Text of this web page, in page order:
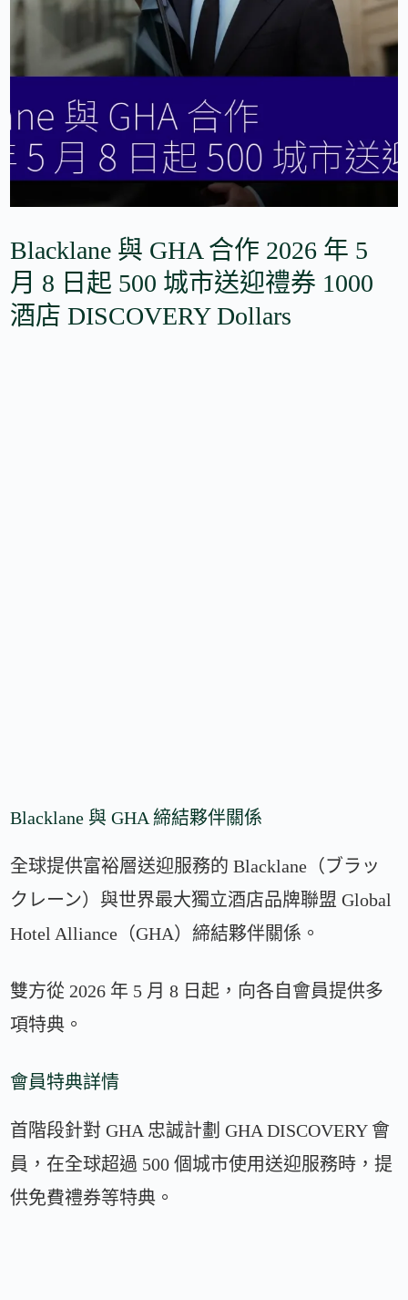
Blacklane 與 GHA 合作 2026 年 5
月 8 日起 500 城市送迎禮券 1000
酒店 DISCOVERY Dollars
Blacklane 與 GHA 締結夥伴關係
全球提供富裕層送迎服務的 Blacklane（ブラッ
クレーン）與世界最大獨立酒店品牌聯盟 Global
Hotel Alliance（GHA）締結夥伴關係。
雙方從 2026 年 5 月 8 日起，向各自會員提供多
項特典。
會員特典詳情
首階段針對 GHA 忠誠計劃 GHA DISCOVERY 會
員，在全球超過 500 個城市使用送迎服務時，提
供免費禮券等特典。